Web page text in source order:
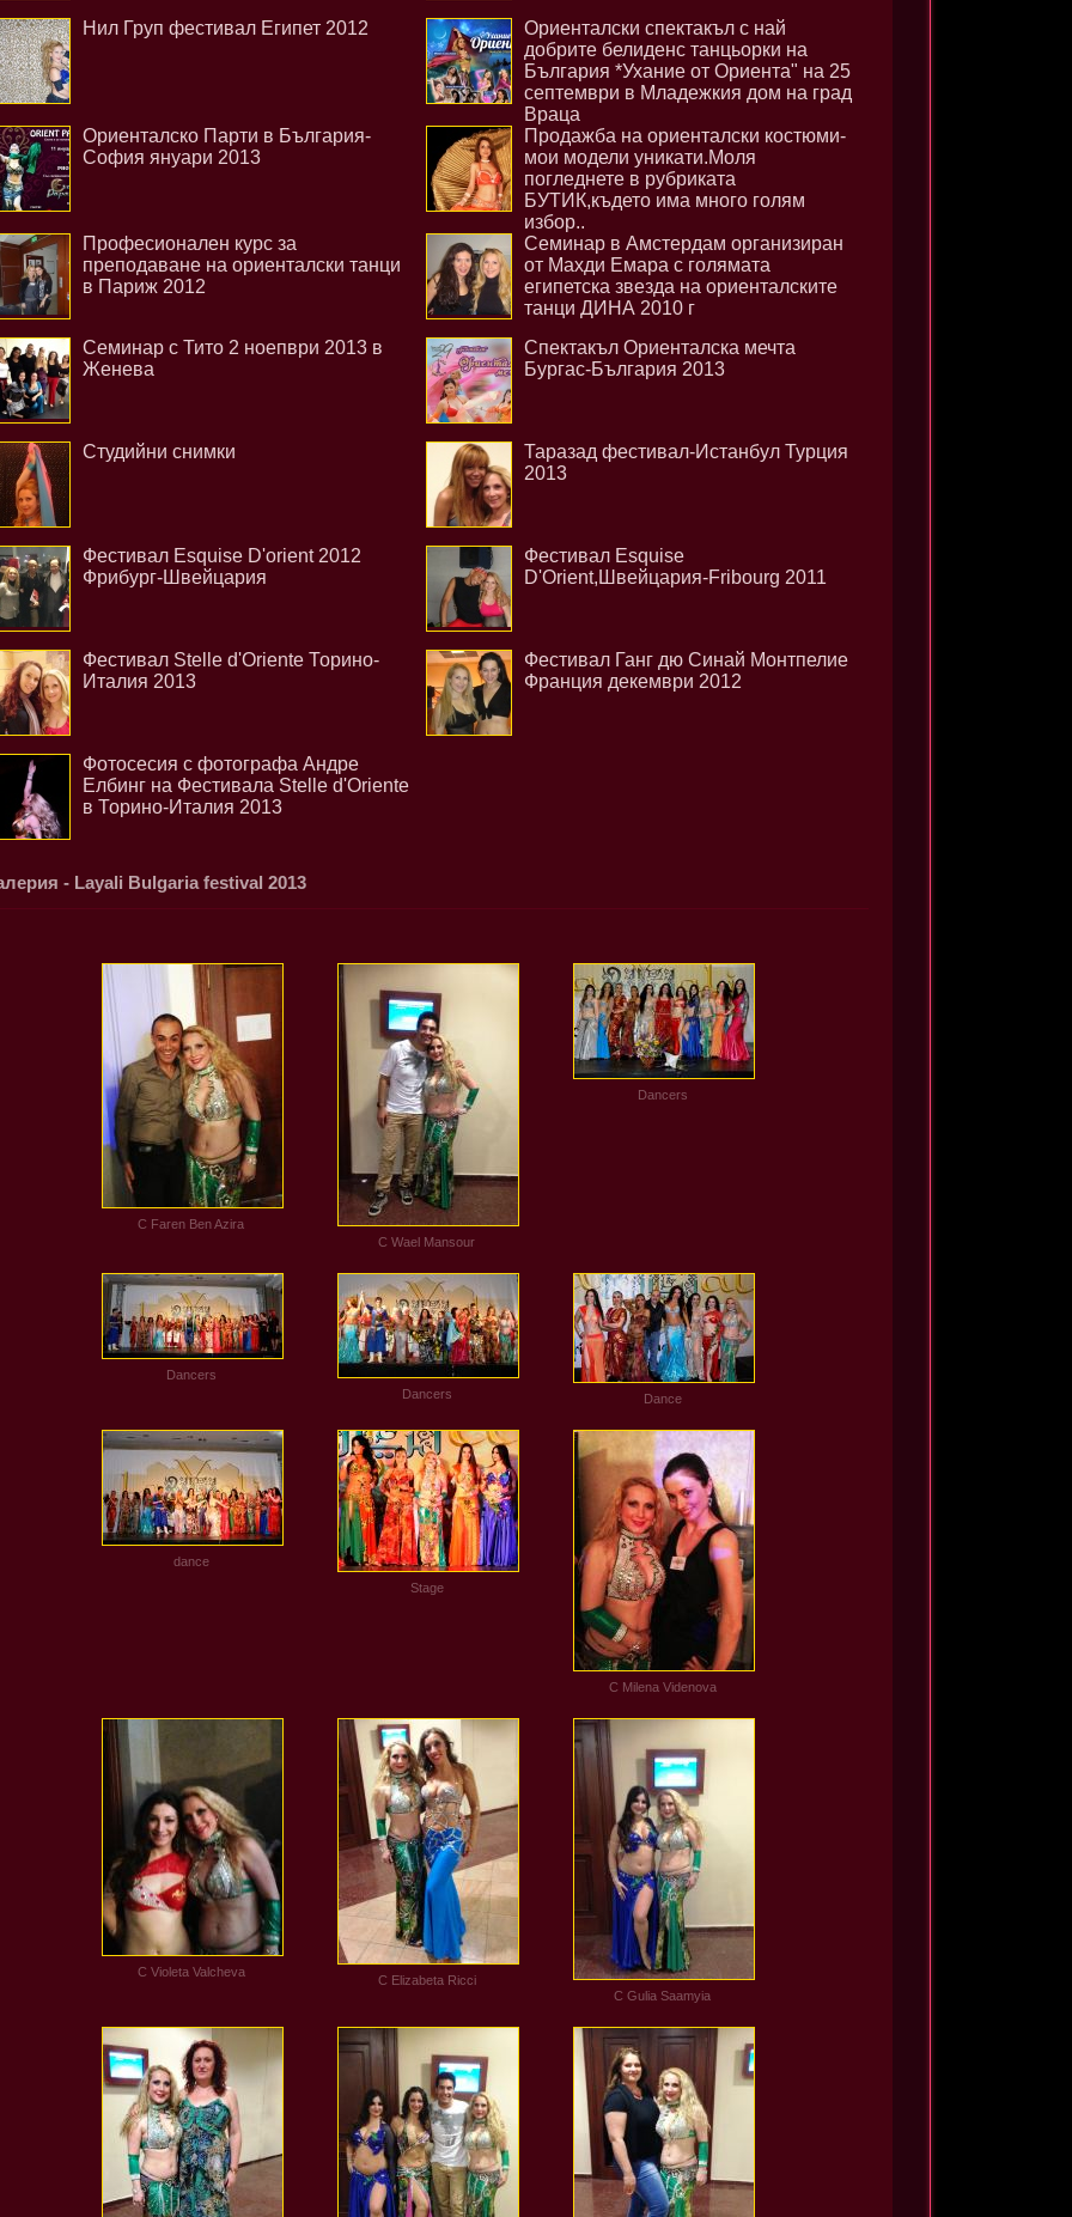
Нил Груп фестивал Египет 2012
Ориенталски спектакъл с най
добрите белиденс танцьорки на
България *Ухание от Ориента" на 25
септември в Младежкия дом на град
Враца
Ориенталско Парти в България-
София януари 2013
Продажба на ориенталски костюми-
мои модели уникати.Моля
погледнете в рубриката
БУТИК,където има много голям
избор..
Професионален курс за
преподаване на ориенталски танци
в Париж 2012
Семинар в Амстердам организиран
от Махди Емара с голямата
египетска звезда на ориенталските
танци ДИНА 2010 г
Семинар с Тито 2 ноепври 2013 в
Женева
Спектакъл Ориенталска мечта
Бургас-България 2013
Студийни снимки
Таразад фестивал-Истанбул Турция
2013
Фестивал Esquise D'orient 2012
Фрибург-Швейцария
Фестивал Esquise
D'Orient,Швейцария-Fribourg 2011
Фестивал Stelle d'Oriente Торино-
Италия 2013
Фестивал Ганг дю Синай Монтпелие
Франция декември 2012
Фотосесия с фотографа Андре
Елбинг на Фестивала Stelle d'Oriente
в Торино-Италия 2013
- Layali Bulgaria festival 2013
C Faren Ben Azira
C Wael Mansour
Dancers
Dancers
Dancers
Dance
dance
Stage
C Milena Videnova
C Violeta Valcheva
C Elizabeta Ricci
C Gulia Saamyia